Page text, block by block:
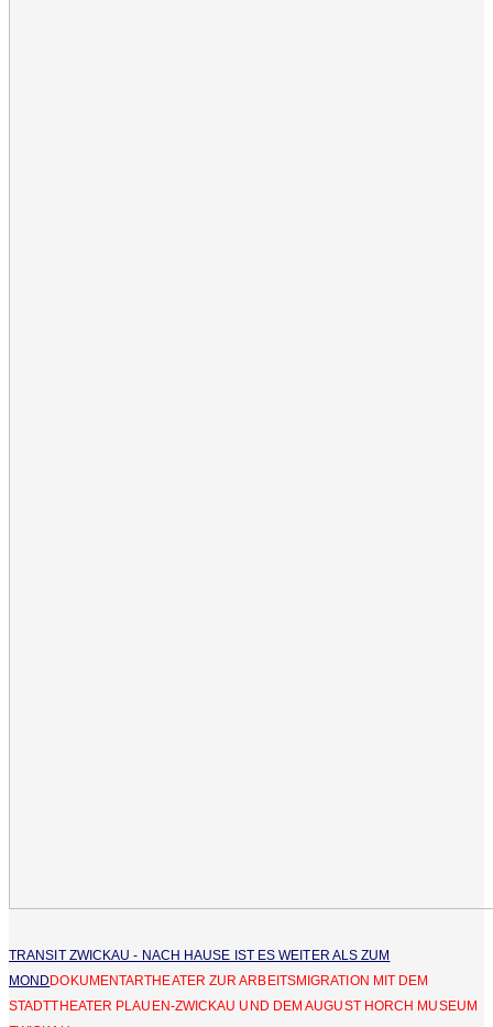
TRANSIT ZWICKAU - NACH HAUSE IST ES WEITER ALS ZUM
MOND DOKUMENTARTHEATER ZUR ARBEITSMIGRATION MIT DEM
STADTTHEATER PLAUEN-ZWICKAU UND DEM AUGUST HORCH MUSEUM